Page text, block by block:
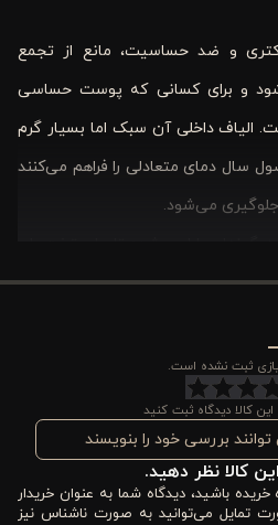
و ضد حساسیت، مانع از تجمع
و برای کسانی که پوست حساسی
الیاف داخلی آن سبک اما بسیار گرم
سال دمای متعادلی را فراهم می‌کنند
می‌شود.
به گونه‌ای طراحی شده تا برای تخت‌های
مناسب باشد. این محصول همچنین
برای هدیه دادن به عزیزان باشد و
افزایش دهد.
آلوئه‌ ورا ورونیکا
برای افرادی که پوست حساسی
می‌دهند.
: نرمی طبیعی و محافظت از پوست را
ثبت نشده است.
کالا دیدگاه ثبت کنید
بررسی خود را بنویسند
کالا نظر دهید.
باشید، دیدگاه شما به عنوان خریدار
تمایل می‌توانید به صورت ناشناس نیز